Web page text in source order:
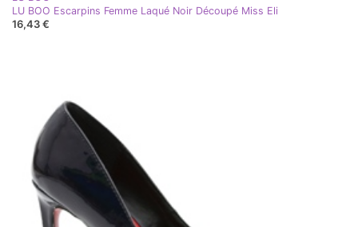
LU BOO Escarpins Femme Laqué Noir Découpé Miss Eli
16,43 €